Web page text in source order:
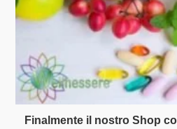
Finalmente il nostro Shop